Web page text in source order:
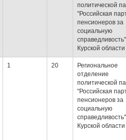
политической
"Российская
пенсионеров за
социальную
Курской области
1 20
Региональное
отделение
политической
"Российская
пенсионеров за
социальную
Курской области